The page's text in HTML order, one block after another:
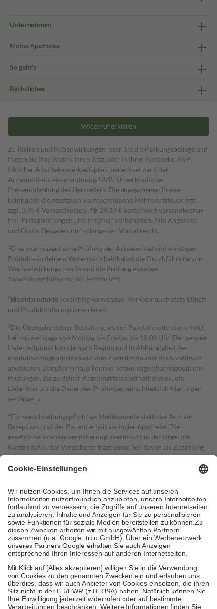
Unternehmen
Meine Apotheke
So geht's
Rechtliches
Widerruf erklären
Zu Risiken und Nebenwirkungen lesen Sie die Packungsbeilage und
fragen Sie Ihre Ärztin, Ihren Arzt oder in Ihrer Apotheke. AVP:
Üblicher Apothekenverkaufspreis berechnet nach der
Arzneimittelpreisverordnung. UVP: Unverbindliche
Preisempfehlung des Herstellers. Die angegebenen Preise
beinhalten die gesetzlich vorgeschriebene Mehrwertsteuer, ggf.
zzgl. 3,95 € Versandkosten. Ab 29,00 € Bestell­wert versand­kosten­
frei. Preisänderungen und Irrtümer vorbehalten. Alle Angebote
und Gratis-Beigaben nur solange der Vorrat reicht.
1 Eine pharmazeutische Prüfung der Arzneimittel und sonstigen
Produkte in deinem Warenkorb beinhaltet die Durchführung von
Wechselwirkungschecks und die Prüfung etwaiger
Anwendungshinweise des Herstellers.
2Biozidproduktevorsichtig verwenden. Vor Gebrauch stets Etikett
und Produktinformationen lesen.
3Die Übergabe deiner Bestellung an den Paketdienstleister erfolgt
bei uns werktags von Montag bis Freitag bis 18:00 Uhr. Der genaue
Lieferzeitpunkt kann je nach Region und in Abhängigkeit der
Produktverfügbarkeit sowie vom Zustellzeitpunkt des Spediteurs
abweichen. Darüber hinaus können notwendige pharmazeutische
Prüfungen, die zu deiner Arzneimittelsicherheit dienen, die
Lieferfrist um die Dauer der Prüfungen einschließlich Klärungen
verlängern.
4Für verschreibungspflichtige Medikamente stellt der Arzt ein
Rezept aus und der Patient erhält sie in der Apotheke. Die
gesetzliche Krankenversicherung übernimmt in der Regel die
Kosten dafür, der Versicherte trägt einen Teil davon als Zuzahlung
mit.
Grundsätzlich leisten Mitglieder Zuzahlungen in Höhe von zehn
höchstens zehn Euro.
Es sind jedoch nie mehr als die tatsächlichen
Kosten der Leistung zu entrichten.
Diese Regeln gelten grundsätzlich auch für Online-Apotheken.
Bei Heilmitteln und häuslicher Krankenpflege beträgt die
Zuzahlung zehn Prozent der Kosten sowie zehn Euro je
Verordnung.
Um das Engagement der Versicherten für ihre eigene Gesundheit zu
stärken und die besondere Stellung der Familie zu unterstützen,
fallenkeine Zuzahlungenan bei:
• Kindern und Jugendlichen bis zum vollendeten 18. Lebensjahr
mit Ausnahme der Fahrkosten
• Untersuchungen zur Vorsorge und Früherkennung, die von der